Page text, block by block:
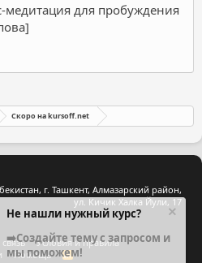
медитация для пробуждения
Скоро на kursoff.net
г. Ташкент, Алмазарский район,
ул. Кичик Халка Йули, 17
Условия и правила
Помощь
R
Не нашли нужный курс?
➡️Создайте тему с запросом и
мы поможем!